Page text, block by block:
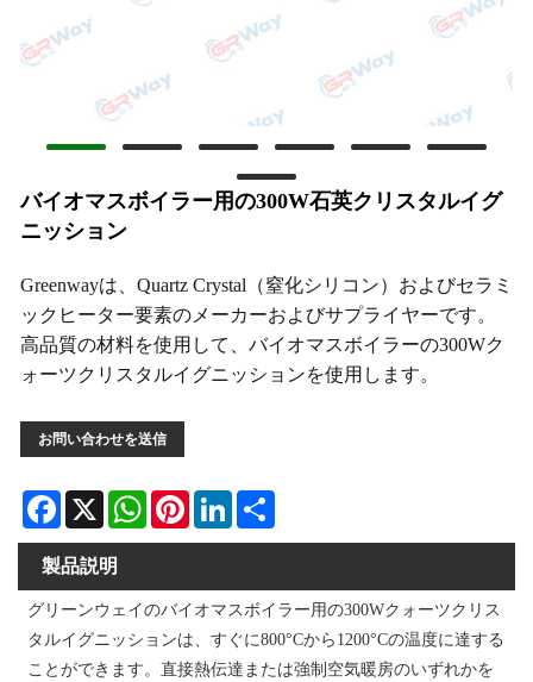
バイオマスボイラー用の300W石英クリスタルイグ
ニッション
Greenwayは、Quartz Crystal（窒化シリコン）およびセラミ
ックヒーター要素のメーカーおよびサプライヤーです。
高品質の材料を使用して、バイオマスボイラーの300Wク
ォーツクリスタルイグニッションを使用します。
お問い合わせを送信
Facebook
X WhatsAppPinterestLinkedIn
製品説明
グリーンウェイのバイオマスボイラー用の300Wクォーツクリス
タルイグニッションは、すぐに800°Cから1200°Cの温度に達する
ことができます。直接熱伝達または強制空気暖房のいずれかを